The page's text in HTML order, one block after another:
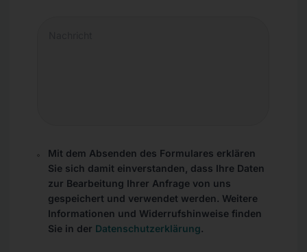
Mit dem Absenden des Formulares erklären
Sie sich damit einverstanden, dass Ihre Daten
zur Bearbeitung Ihrer Anfrage von uns
gespeichert und verwendet werden. Weitere
Informationen und Widerrufshinweise finden
Sie in der Datenschutzerklärung.